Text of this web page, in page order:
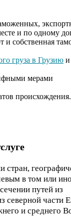
и по одному
и собственная
груза в Грузию и
мерами
происхождения.
стран,
в том или
путей из
части
и среднего